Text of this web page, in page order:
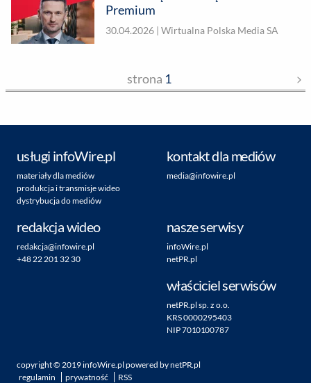
Premium
30.04.2026 | Wirtualna Polska Media SA
strona 1
usługi infoWire.pl
materiały dla mediów
produkcja i transmisje wideo
dystrybucja do mediów
kontakt dla mediów
media@infowire.pl
redakcja wideo
redakcja@infowire.pl
+48 22 201 32 30
nasze serwisy
infoWire.pl
netPR.pl
właściciel serwisów
netPR.pl sp. z o.o.
KRS 0000295403
NIP 7010100787
copyright © 2019infoWire.pl powered bynetPR.pl
regulamin
prywatność RSS